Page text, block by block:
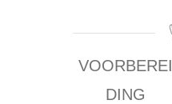
VOORBEREI
DING